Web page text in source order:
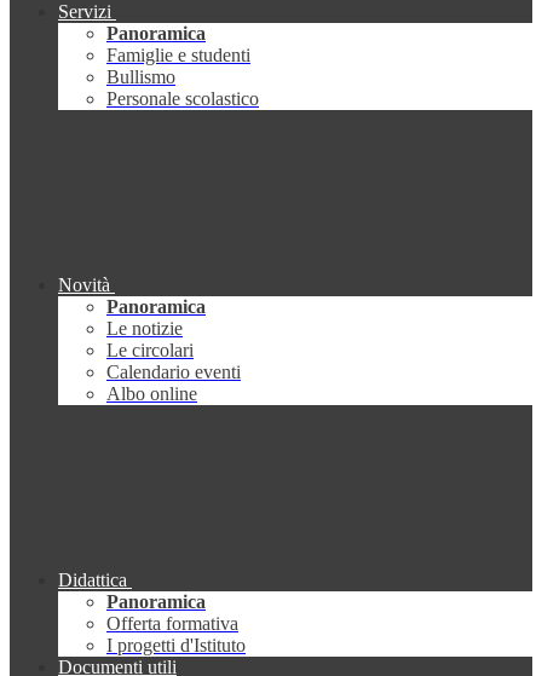
Servizi
Panoramica
Famiglie e studenti
Bullismo
Personale scolastico
Novità
Panoramica
Le notizie
Le circolari
Calendario eventi
Albo online
Didattica
Panoramica
Offerta formativa
I progetti d'Istituto
Documenti utili